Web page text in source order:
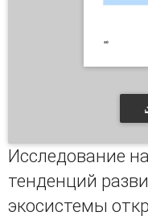
Исследование
тенденций
экосистемы